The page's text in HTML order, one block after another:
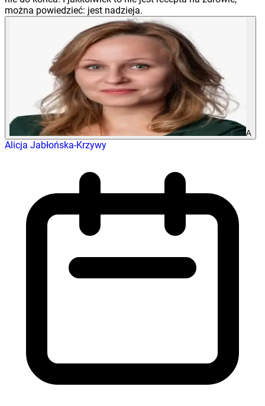
można powiedzieć: jest nadzieja.
A
Alicja Jabłońska-Krzywy